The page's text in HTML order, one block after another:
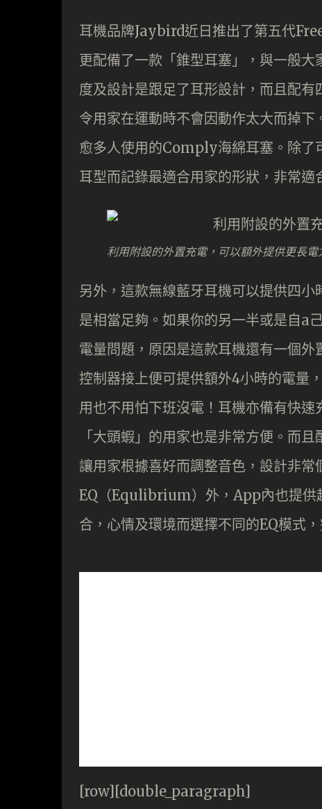
耳機品牌Jaybird近日推出了第五代
更配備了一款「錐型耳塞」，與一般
度及設計是跟足了耳形設計，而且配有
令用家在運動時不會因動作太大而掉
愈多人使用的Comply海綿耳塞。除了
耳型而記錄最適合用家的形狀，非常適
利用附設的外置充電，可以額外提供更長電
另外，這款無線藍牙耳機可以提供四
是相當足夠。如果你的另一半或是自a
電量問題，原因是這款耳機還有一個
控制器接上便可提供額外4小時的電量
用也不用怕下班沒電！耳機亦備有快
「大頭蝦」的用家也是非常方便。而
讓用家根據喜好而調整音色，設計非
EQ（Equlibrium）外，App內也提供
合，心情及環境而選擇不同的EQ模式
[row][double_paragraph]